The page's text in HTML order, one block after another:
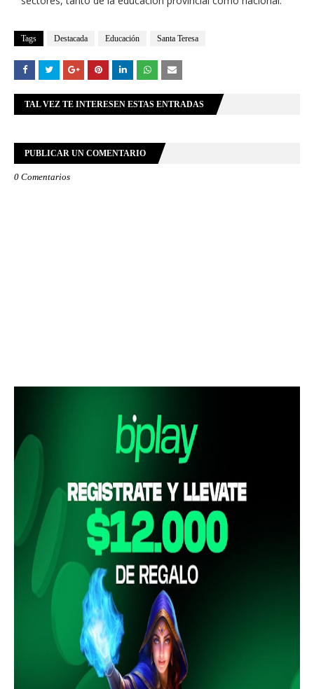
Tags Destacada Educación Santa Teresa
TAL VEZ TE INTERESEN ESTAS ENTRADAS
PUBLICAR UN COMENTARIO
0 Comentarios